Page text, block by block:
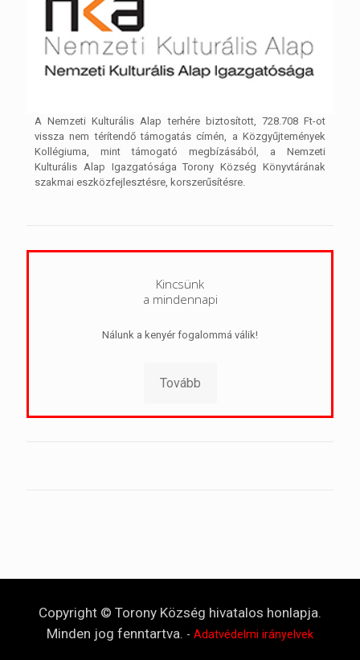
A Nemzeti Kulturális Alap terhére biztosított, 728.708 Ft-ot
vissza nem térítendő támogatás címén, a Közgyűjtemények
Kollégiuma, mint támogató megbízásából, a Nemzeti
Kulturális Alap Igazgatósága Torony Község Könyvtárának
szakmai eszközfejlesztésre, korszerűsítésre.
Kincsünk
a mindennapi
Nálunk a kenyér fogalommá válik!
Tovább
Copyright © Torony Község hivatalos honlapja.
Minden jog fenntartva. - Adatvédelmi irányelvek